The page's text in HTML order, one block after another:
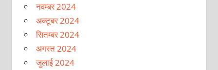
नवम्बर 2024
अक्टूबर 2024
सितम्बर 2024
अगस्त 2024
जुलाई 2024